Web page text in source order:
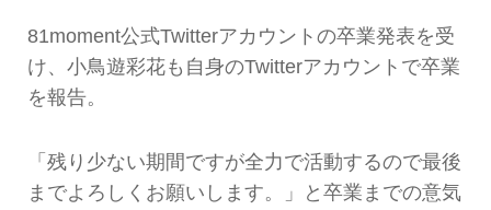
81moment公式Twitterアカウントの卒業発表を受
け、小鳥遊彩花も自身のTwitterアカウントで卒業
を報告。
「残り少ない期間ですが全力で活動するので最後
までよろしくお願いします。」と卒業までの意気